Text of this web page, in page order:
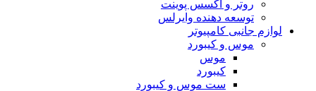
روتر و اکسس پوینت
توسعه دهنده وایرلس
لوازم جانبی کامپیوتر
موس و کیبورد
موس
کیبورد
ست موس و کیبورد